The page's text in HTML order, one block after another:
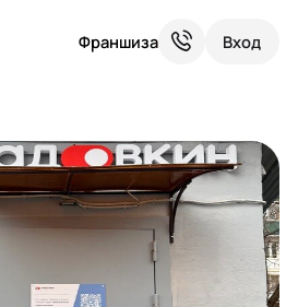
Франшиза Вход